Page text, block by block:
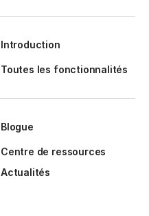
Introduction
Toutes les fonctionnalités
Blogue
Centre de ressources
Actualités